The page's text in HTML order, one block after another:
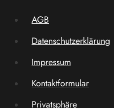
AGB
Datenschutzerklärung
Impressum
Kontaktformular
Privatsphäre